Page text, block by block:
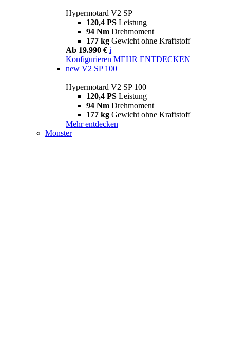
Hypermotard V2 SP
120,4 PS Leistung
94 Nm Drehmoment
177 kg Gewicht ohne Kraftstoff
Ab 19.990 € i
Konfigurieren MEHR ENTDECKEN
new V2 SP 100
Hypermotard V2 SP 100
120,4 PS Leistung
94 Nm Drehmoment
177 kg Gewicht ohne Kraftstoff
Mehr entdecken
Monster